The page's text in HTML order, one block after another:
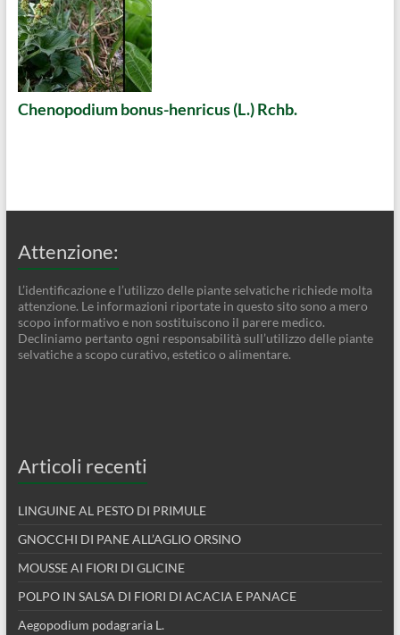
Chenopodium bonus-henricus (L.) Rchb.
Attenzione:
L’identificazione e l’utilizzo delle piante selvatiche richiede molta
attenzione. Le informazioni riportate in questo sito sono a mero
scopo informativo e non sostituiscono il parere medico.
Decliniamo pertanto ogni responsabilità sull’utilizzo delle piante
selvatiche a scopo curativo, estetico o alimentare.
Articoli recenti
LINGUINE AL PESTO DI PRIMULE
GNOCCHI DI PANE ALL’AGLIO ORSINO
MOUSSE AI FIORI DI GLICINE
POLPO IN SALSA DI FIORI DI ACACIA E PANACE
Aegopodium podagraria L.